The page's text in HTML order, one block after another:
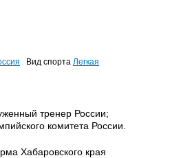
Вид спорта Легкая
тренер России;
комитета России.
Хабаровского края